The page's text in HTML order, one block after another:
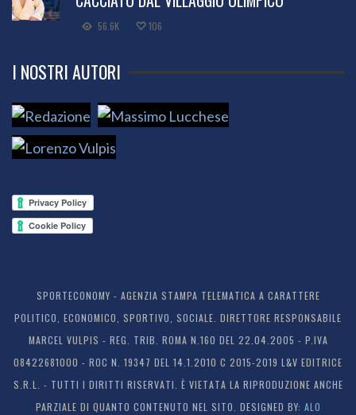
56.6K 106
I NOSTRI AUTORI
SPORTECONOMY - AGENZIA STAMPA TELEMATICA A CARATTERE
POLITICO, ECONOMICO, SPORTIVO, SOCIALE. DIRETTORE RESPONSABILE
MARCEL VULPIS - REG. TRIB. ROMA N.160 DEL 22.04.2005 - P.IVA
08422681000 - ROC N. 19347 DEL 14.1.2010 C 2015-2019 L&V EDITRICE
S.R.L. - TUTTI I DIRITTI RISERVATI. È VIETATA LA RIPRODUZIONE ANCHE
PARZIALE DI QUANTO CONTENUTO NEL SITO. DESIGNED BY: ALO